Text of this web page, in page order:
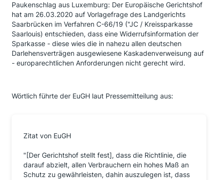
Paukenschlag aus Luxemburg: Der Europäische Gerichtshof
hat am 26.03.2020 auf Vorlagefrage des Landgerichts
Saarbrücken im Verfahren C-66/19 ("JC / Kreissparkasse
Saarlouis) entschieden, dass eine Widerrufsinformation der
Sparkasse - diese wies die in nahezu allen deutschen
Darlehensverträgen ausgewiesene Kaskadenverweisung auf
- europarechtlichen Anforderungen nicht gerecht wird.
Wörtlich führte der EuGH laut Pressemitteilung aus:
Zitat von EuGH
"[Der Gerichtshof stellt fest], dass die Richtlinie, die
darauf abzielt, allen Verbrauchern ein hohes Maß an
Schutz zu gewährleisten, dahin auszulegen ist, dass